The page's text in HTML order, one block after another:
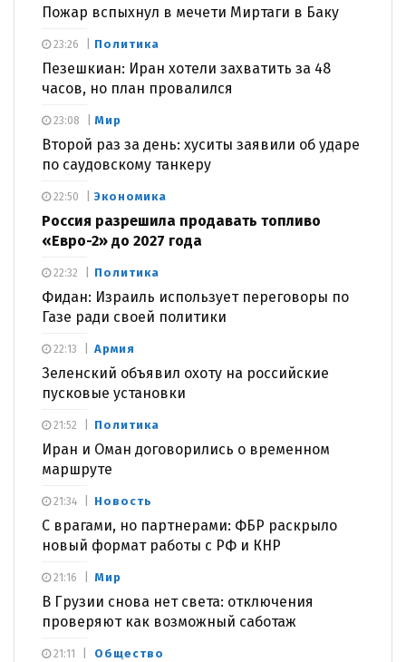
Пожар вспыхнул в мечети Миртаги в Баку
Политика
Пезешкиан: Иран хотели захватить за 48
часов, но план провалился
23:26
Мир
Второй раз за день: хуситы заявили об ударе
по саудовскому танкеру
23:08
Экономика
Россия разрешила продавать топливо
«Евро-2» до 2027 года
22:50
Политика
Фидан: Израиль использует переговоры по
Газе ради своей политики
22:32
Армия
Зеленский объявил охоту на российские
пусковые установки
22:13
Политика
Иран и Оман договорились о временном
маршруте
21:52
Новость
С врагами, но партнерами: ФБР раскрыло
новый формат работы с РФ и КНР
21:34
Мир
В Грузии снова нет света: отключения
проверяют как возможный саботаж
21:16
Общество
21:11